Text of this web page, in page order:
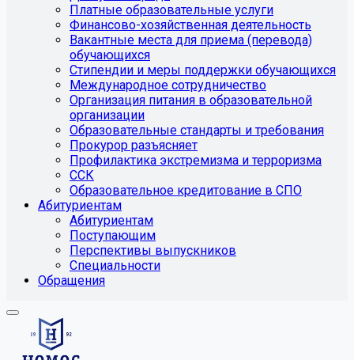
Платные образовательные услуги
Финансово-хозяйственная деятельность
Вакантные места для приема (перевода)
обучающихся
Стипендии и меры поддержки обучающихся
Международное сотрудничество
Организация питания в образовательной
организации
Образовательные стандарты и требования
Прокурор разъясняет
Профилактика экстремизма и терроризма
ССК
Образовательное кредитование в СПО
Абитуриентам
Абитуриентам
Поступающим
Перспективы выпускников
Специальности
Обращения